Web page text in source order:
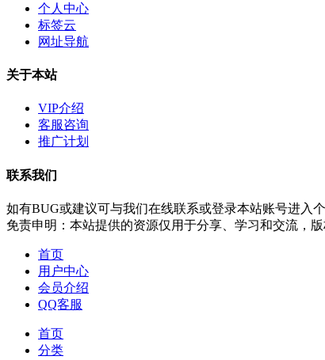
个人中心
标签云
网址导航
关于本站
VIP介绍
客服咨询
推广计划
联系我们
如有BUG或建议可与我们在线联系或登录本站账号进入
免责申明：本站提供的资源仅用于分享、学习和交流，
首页
用户中心
会员介绍
QQ客服
首页
分类